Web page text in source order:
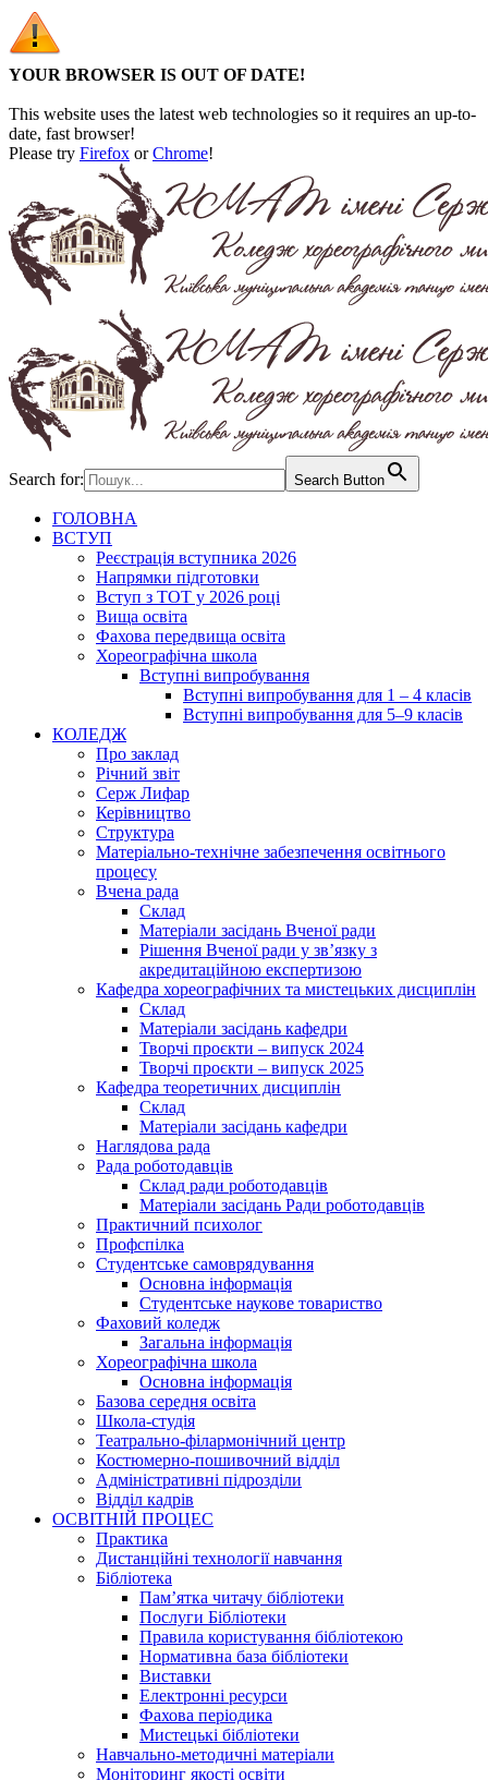
YOUR BROWSER IS OUT OF DATE!
This website uses the latest web technologies so it requires an up-to-
date, fast browser!
Please try Firefox orChrome!
Search for: Search Button
ГОЛОВНА
ВСТУП
Реєстрація вступника 2026
Напрямки підготовки
Вступ з ТОТ у 2026 році
Вища освіта
Фахова передвища освіта
Хореографічна школа
Вступні випробування
Вступні випробування для 1 – 4 класів
Вступні випробування для 5–9 класів
КОЛЕДЖ
Про заклад
Річний звіт
Серж Лифар
Керівництво
Структура
Матеріально-технічне забезпечення освітнього
процесу
Вчена рада
Cклад
Матеріали засідань Вченої ради
Рішення Вченої ради у зв’язку з
акредитаційною експертизою
Кафедра хореографічних та мистецьких дисциплін
Склад
Матеріали засідань кафедри
Творчі проєкти – випуск 2024
Творчі проєкти – випуск 2025
Кафедра теоретичних дисциплін
Склад
Матеріали засідань кафедри
Наглядова рада
Рада роботодавців
Склад ради роботодавців
Матеріали засідань Ради роботодавців
Практичний психолог
Профспілка
Студентське самоврядування
Основна інформація
Студентське наукове товариство
Фаховий коледж
Загальна інформація
Хореографічна школа
Основна інформація
Базова середня освіта
Школа-студія
Театрально-філармонічний центр
Костюмерно-пошивочний відділ
Адміністративні підрозділи
Відділ кадрів
ОСВІТНІЙ ПРОЦЕС
Практика
Дистанційні технології навчання
Бібліотека
Пам’ятка читачу бібліотеки
Послуги Бібліотеки
Правила користування бібліотекою
Нормативна база бібліотеки
Виставки
Електронні ресурси
Фахова періодика
Мистецькі бібліотеки
Навчально-методичні матеріали
Моніторинг якості освіти